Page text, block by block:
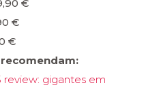
€
€
€
review: gigantes em